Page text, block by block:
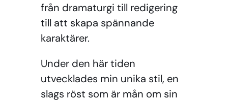
från dramaturgi till redigering
till att skapa spännande
karaktärer.
Under den här tiden
utvecklades min unika stil, en
slags röst som är mån om sin